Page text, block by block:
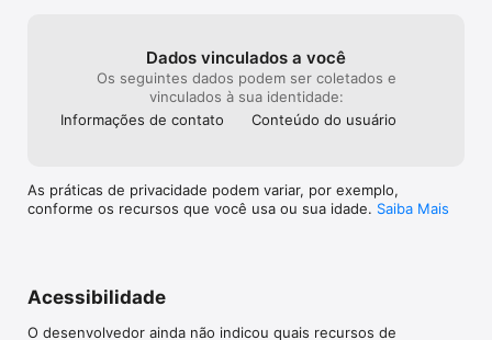
Dados vinculados a você
Os seguintes dados podem ser coletados e
vinculados à sua identidade:
Informações de contato
Conteúdo do usuário
As práticas de privacidade podem variar, por exemplo,
conforme os recursos que você usa ou sua idade. Saiba Mais
Acessibilidade
O desenvolvedor ainda não indicou quais recursos de